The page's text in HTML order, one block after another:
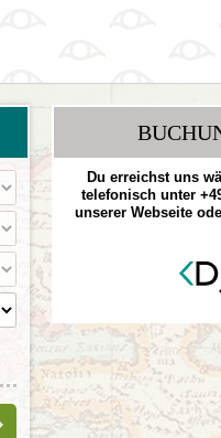
Du erreichst uns
telefonisch unter
unserer Webseite